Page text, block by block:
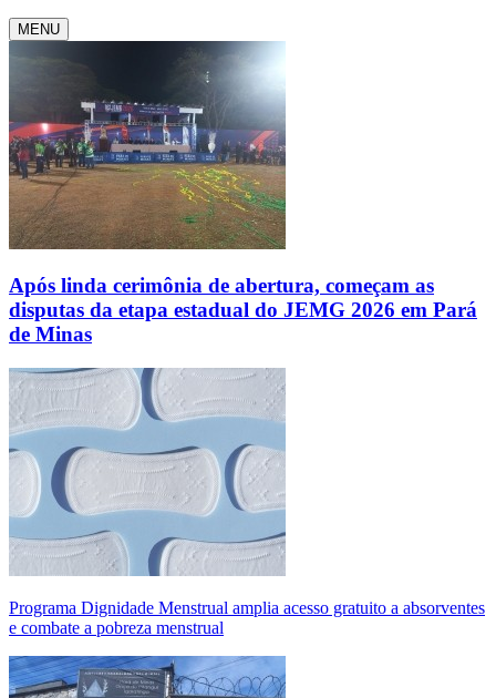
MENU
Após linda cerimônia de abertura, começam as
disputas da etapa estadual do JEMG 2026 em Pará
de Minas
Programa Dignidade Menstrual amplia acesso gratuito a absorventes
e combate a pobreza menstrual